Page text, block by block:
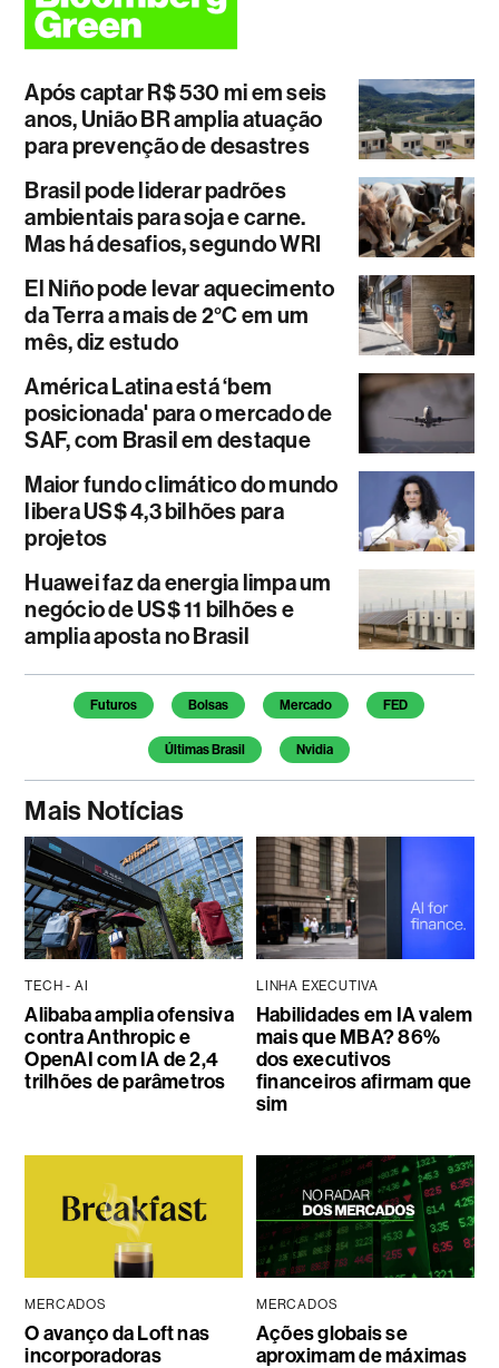
Após captar R$ 530 mi em seis
anos, União BR amplia atuação
para prevenção de desastres
Brasil pode liderar padrões
ambientais para soja e carne.
Mas há desafios, segundo WRI
El Niño pode levar aquecimento
da Terra a mais de 2°C em um
mês, diz estudo
América Latina está ‘bem
posicionada' para o mercado de
SAF, com Brasil em destaque
Maior fundo climático do mundo
libera US$ 4,3 bilhões para
projetos
Huawei faz da energia limpa um
negócio de US$ 11 bilhões e
amplia aposta no Brasil
Temas deste artigo
Futuros Bolsas Mercado FED
Últimas Brasil Nvidia
Mais Notícias
TECH - AI
Alibaba amplia ofensiva
contra Anthropic e
OpenAI com IA de 2,4
trilhões de parâmetros
LINHA EXECUTIVA
Habilidades em IA valem
mais que MBA? 86%
dos executivos
financeiros afirmam que
sim
MERCADOS
O avanço da Loft nas
incorporadoras
MERCADOS
Ações globais se
aproximam de máximas